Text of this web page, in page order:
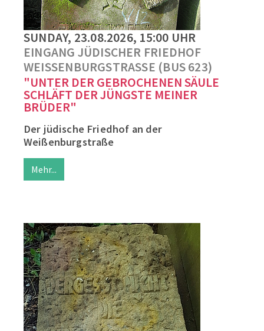
SUNDAY, 23.08.2026, 15:00 UHR
EINGANG JÜDISCHER FRIEDHOF
WEISSENBURGSTRASSE (BUS 623)
"UNTER DER GEBROCHENEN SÄULE
SCHLÄFT DER JÜNGSTE MEINER
BRÜDER"
Der jüdische Friedhof an der
Weißenburgstraße
Mehr...